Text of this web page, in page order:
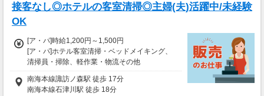
接客なし◎ホテルの客室清掃◎主婦(夫)活躍中/未経験
OK
[ア・パ]時給1,200円～1,500円
[ア・パ]ホテル客室清掃・ベッドメイキング、
清掃員・掃除、軽作業・物流その他
■昇給あり
■扶養控除内勤務OK
南海本線諏訪ノ森駅 徒歩 17分
南海本線石津川駅 徒歩 18分